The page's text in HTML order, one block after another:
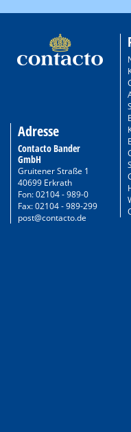
Adresse
Contacto Bander
GmbH
Gruitener Straße 1
40699 Erkrath
Fon: 02104 - 989-0
Fax: 02104 - 989-299
post@contacto.de